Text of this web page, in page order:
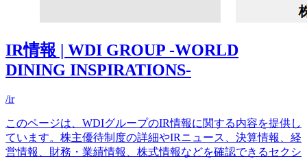
IR情報 | WDI GROUP -WORLD
DINING INSPIRATIONS-
/ir
このページは、WDIグループのIR情報に関する内容を提供し
ています。株主優待制度の詳細やIRニュース、決算情報、経
営情報、財務・業績情報、株式情報などを確認できるセクシ